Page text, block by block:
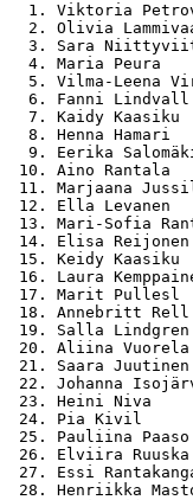
1. Viktoria
2. Olivia
3. Sara
4. Maria Peura
5. Vilma-Leena
6. Fanni
7. Kaidy Kaasiku
8. Henna Hamari
9. Eerika
10. Aino
11. Marjaana
12. Ella
13. Mari-Sofia
14. Elisa
15. Keidy
16. Laura
17. Marit
18. Annebritt
19. Salla
20. Aliina
21. Saara
22. Johanna
23. Heini Niva
24. Pia Kivil
25. Pauliina
26. Elviira
27. Essi
28. Henriikka